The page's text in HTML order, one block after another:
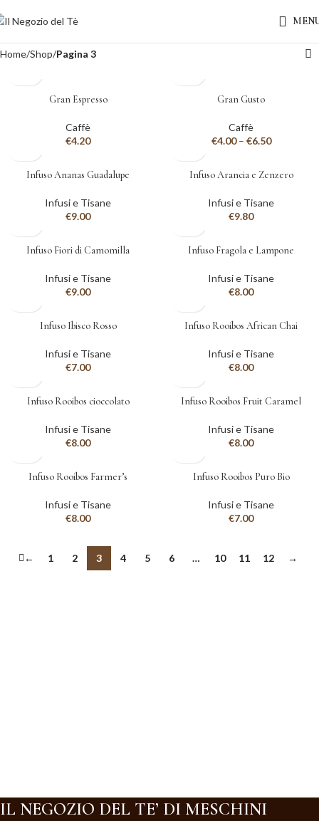
Home Shop Pagina 3
Gran Espresso
Caffè
€4.20
Gran Gusto
Caffè
€4.00– €6.50
Infuso Ananas Guadalupe
Infusi e Tisane
€9.00
Infuso Arancia e Zenzero
Infusi e Tisane
€9.80
Infuso Fiori di Camomilla
Infusi e Tisane
€9.00
Infuso Fragola e Lampone
Infusi e Tisane
€8.00
Infuso Ibisco Rosso
Infusi e Tisane
€7.00
Infuso Rooibos African Chai
Infusi e Tisane
€8.00
Infuso Rooibos cioccolato
Infusi e Tisane
€8.00
Infuso Rooibos Fruit Caramel
Infusi e Tisane
€8.00
Infuso Rooibos Farmer’s
Infusi e Tisane
€8.00
Infuso Rooibos Puro Bio
Infusi e Tisane
€7.00
← 1 2 3 4 5 6 … 10 11 12 →
IL NEGOZIO DEL TE’ DI MESCHINI